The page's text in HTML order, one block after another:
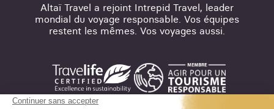
Altaï Travel a rejoint Intrepid Travel, leader
mondial du voyage responsable. Vos équipes
restent les mêmes. Vos voyages aussi.